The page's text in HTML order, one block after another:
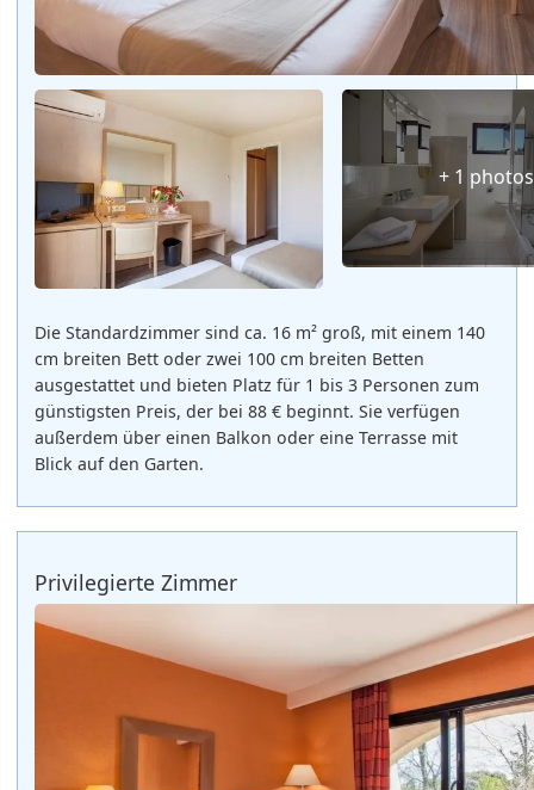
+ 1 photos
Die Standardzimmer sind ca. 16 m² groß, mit einem 140
cm breiten Bett oder zwei 100 cm breiten Betten
ausgestattet und bieten Platz für 1 bis 3 Personen zum
günstigsten Preis, der bei 88 € beginnt. Sie verfügen
außerdem über einen Balkon oder eine Terrasse mit
Blick auf den Garten.
Privilegierte Zimmer